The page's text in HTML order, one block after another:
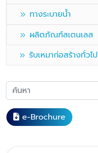
ทางระบายน้ำ
ผลิตภัณฑ์สเตนเลส
รับเหมาก่อสร้างทั่วไป
e-Brochure